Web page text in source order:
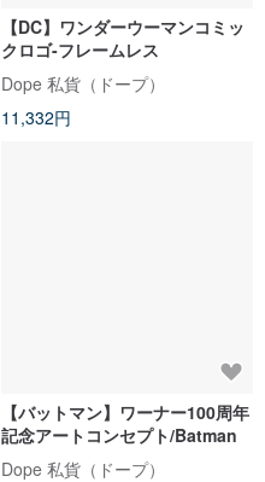
【DC】ワンダーウーマンコミッ
クロゴ-フレームレス
Dope 私貨（ドープ）
11,332円
【バットマン】ワーナー100周年
記念アートコンセプト/Batman
Dope 私貨（ドープ）